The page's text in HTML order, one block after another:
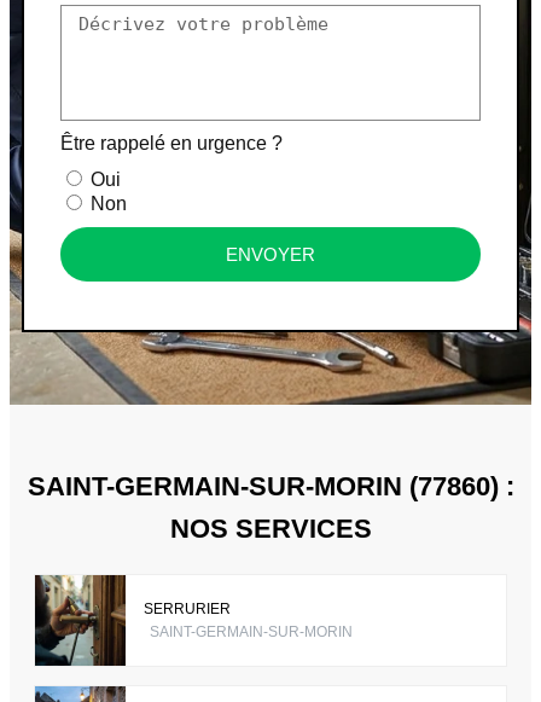
Être rappelé en urgence ?
Oui
Non
ENVOYER
SAINT-GERMAIN-SUR-MORIN (77860) :
NOS SERVICES
SERRURIER
SAINT-GERMAIN-SUR-MORIN